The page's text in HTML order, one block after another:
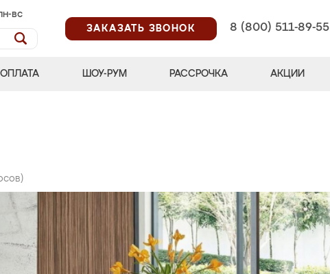
вс
ЗАКАЗАТЬ ЗВОНОК
8 (800) 511-89-55
ШОУ-РУМ РАССРОЧКА АКЦИИ